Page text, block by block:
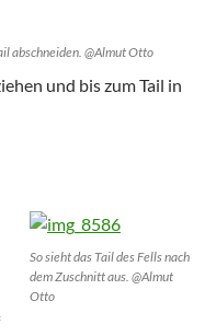
abschneiden. @Almut Otto
und bis zum Tail in
So sieht das Tail des Fells nach
dem Zuschnitt aus. @Almut
Otto